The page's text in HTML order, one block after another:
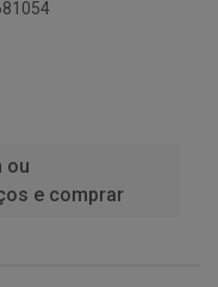
ou
e comprar